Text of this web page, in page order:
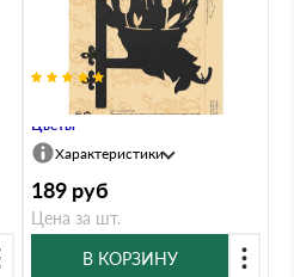
Кронштейн Duck & Dog 702
Цветы
Характеристики
189 руб
Цена за шт.
В КОРЗИНУ